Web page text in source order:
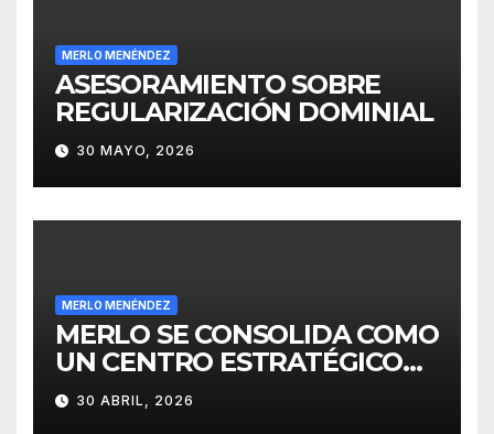
MERLO MENÉNDEZ
ASESORAMIENTO SOBRE
REGULARIZACIÓN DOMINIAL
30 MAYO, 2026
MERLO MENÉNDEZ
MERLO SE CONSOLIDA COMO
UN CENTRO ESTRATÉGICO
PARA EL DESARROLLO DE
INVERSIONES
30 ABRIL, 2026